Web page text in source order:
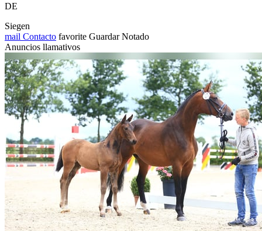
DE
Siegen
mail Contacto favorite Guardar Notado
Anuncios llamativos